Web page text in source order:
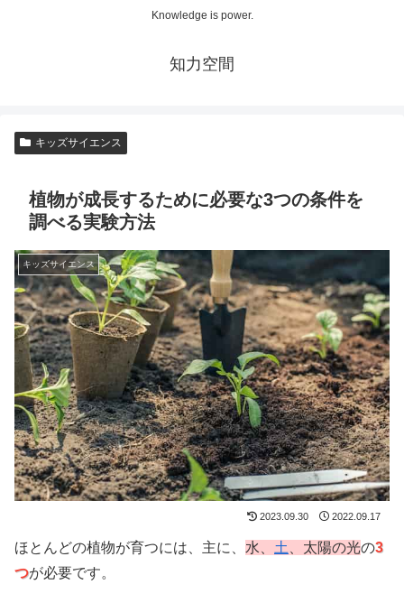
Knowledge is power.
知力空間
キッズサイエンス
植物が成長するために必要な3つの条件を
調べる実験方法
キッズサイエンス
2023.09.30 2022.09.17
ほとんどの植物が育つには、主に、 水、 土 、太陽の光の3
つが必要です。